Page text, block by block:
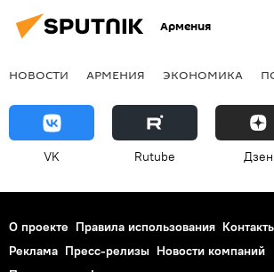
Армения
НОВОСТИ АРМЕНИЯ ЭКОНОМИКА
VK Rutube Дзен
О проекте Правила использования
Реклама Пресс-релизы Новости компаний